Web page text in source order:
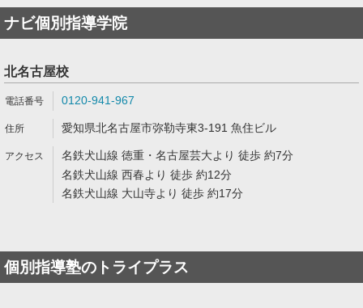
ナビ個別指導学院
北名古屋校
0120-941-967
愛知県北名古屋市弥勒寺東3-191 魚住ビル
名鉄犬山線 徳重・名古屋芸大より 徒歩 約7分
名鉄犬山線 西春より 徒歩 約12分
名鉄犬山線 大山寺より 徒歩 約17分
個別指導塾のトライプラス